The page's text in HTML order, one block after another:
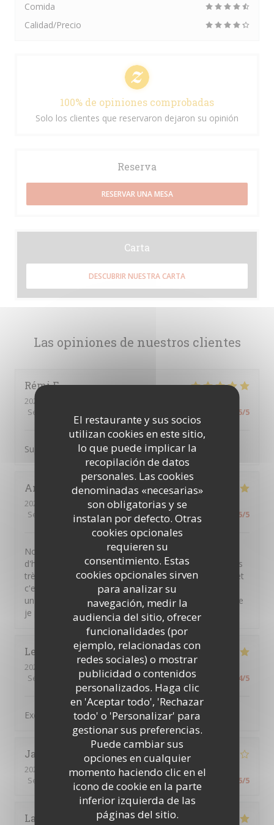
El restaurante y sus socios
utilizan cookies en este sitio,
lo que puede implicar la
recopilación de datos
personales. Las cookies
denominadas «necesarias»
son obligatorias y se
instalan por defecto. Otras
cookies opcionales
requieren su
consentimiento. Estas
cookies opcionales sirven
para analizar su
navegación, medir la
audiencia del sitio, ofrecer
funcionalidades (por
ejemplo, relacionadas con
redes sociales) o mostrar
publicidad o contenidos
personalizados. Haga clic
en 'Aceptar todo', 'Rechazar
todo' o 'Personalizar' para
gestionar sus preferencias.
Puede cambiar sus
opciones en cualquier
momento haciendo clic en el
icono de cookie en la parte
inferior izquierda de las
páginas del sitio.
Las opiniones de nuestros clientes
RémiF
2026-08-08
Servicio
5/5
Super Acceuil, Service adapté, Savoureux
Anthony G
2026-08-01
- 19:00 - Invitados 4
Servicio
/5 Ambiente :5 /5 Menú :5/5 Calidad / Precio 5/5
Nous avons passé un excellent moment comme
d'habitude j'ai envie de dire les serveurs au top,le repas
très bien franchement je viens mange assez souvent et
c'est bien le seul restaurant où je vais sur calais je suis
un grand fan de leurs carbonade flamande le repas que
je prend a chaque fois merci a toute l'équipe
Lemaitre F
2026-07-31
- 20:30 - Invitados 4
Servicio
Ambiente: 4/5 Menú: 5/5 Calidad / Precio 4/5
Excellent restaurant .très bon accueil
Jacques
2026-07-28
- 18:00 - Invitados 2
Servicio
/5 Ambiente Menú /5 5/5
Laura
Comida
Calidad/Precio
100% de opiniones comprobadas
Solo los clientes que reservaron dejaron su opinión
Reserva
RESERVAR UNA MESA
Carta
DESCUBRIR NUESTRA CARTA